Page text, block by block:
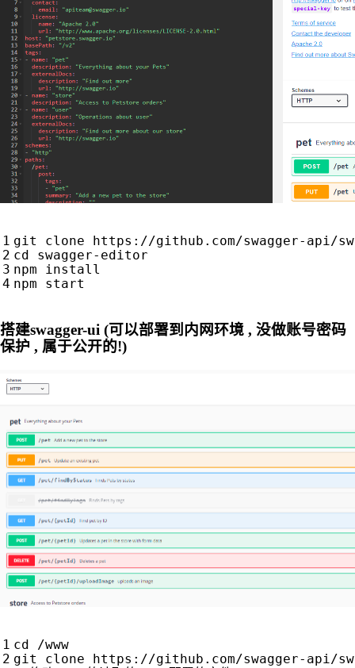
git clone https://github.com/swagger-api/
cd swagger-editor
npm install
搭建swagger-ui (可以部署到内网环境 , 没做账号密码
保护 , 属于公开的!)
cd /www
git clone https://github.com/swagger-api/